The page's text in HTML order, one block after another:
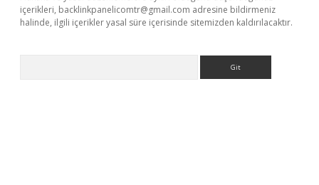
içerikleri, backlinkpanelicomtr@gmail.com adresine bildirmeniz
halinde, ilgili içerikler yasal süre içerisinde sitemizden kaldırılacaktır.